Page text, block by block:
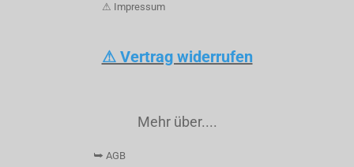
⚠ Impressum
⚠ Vertrag widerrufen
Mehr über....
⮩ AGB